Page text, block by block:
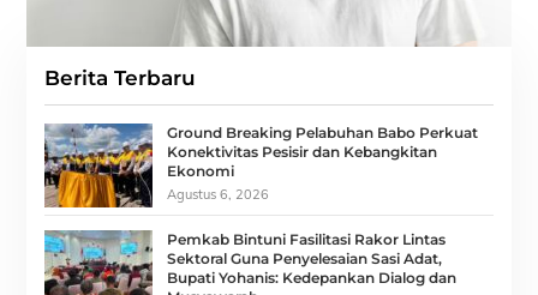
Berita Terbaru
Ground Breaking Pelabuhan Babo Perkuat
Konektivitas Pesisir dan Kebangkitan
Ekonomi
Agustus 6, 2026
Pemkab Bintuni Fasilitasi Rakor Lintas
Sektoral Guna Penyelesaian Sasi Adat,
Bupati Yohanis: Kedepankan Dialog dan